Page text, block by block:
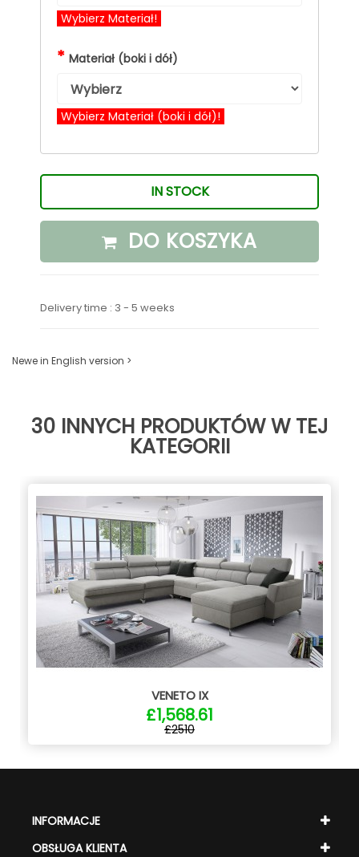
Wybierz Materiał!
* Materiał (boki i dół)
Wybierz Materiał (boki i dół)!
IN STOCK
DO KOSZYKA
Delivery time : 3 - 5 weeks
Newe in English version >
30 INNYCH PRODUKTÓW W TEJ
KATEGORII
VENETO IX
£1,568.61
£2510
INFORMACJE
OBSŁUGA KLIENTA